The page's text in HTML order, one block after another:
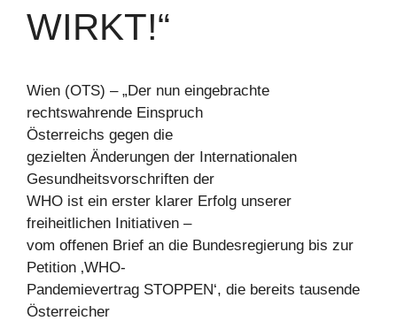
WIRKT!“
Wien (OTS) – „Der nun eingebrachte
rechtswahrende Einspruch
Österreichs gegen die
gezielten Änderungen der Internationalen
Gesundheitsvorschriften der
WHO ist ein erster klarer Erfolg unserer
freiheitlichen Initiativen –
vom offenen Brief an die Bundesregierung bis zur
Petition ‚WHO-
Pandemievertrag STOPPEN‘, die bereits tausende
Österreicher